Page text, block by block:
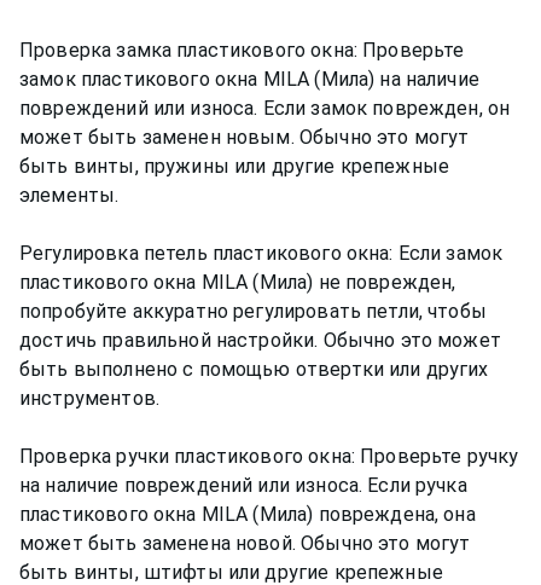
Проверка замка пластикового окна: Проверьте
замок пластикового окна MILA (Мила) на наличие
повреждений или износа. Если замок поврежден, он
может быть заменен новым. Обычно это могут
быть винты, пружины или другие крепежные
элементы.
Регулировка петель пластикового окна: Если замок
пластикового окна MILA (Мила) не поврежден,
попробуйте аккуратно регулировать петли, чтобы
достичь правильной настройки. Обычно это может
быть выполнено с помощью отвертки или других
инструментов.
Проверка ручки пластикового окна: Проверьте ручку
на наличие повреждений или износа. Если ручка
пластикового окна MILA (Мила) повреждена, она
может быть заменена новой. Обычно это могут
быть винты, штифты или другие крепежные